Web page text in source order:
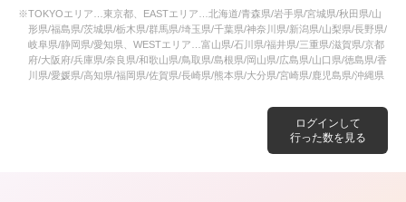
ログインして
行った数を見る
※TOKYOエリア…東京都、EASTエリア…北海道/青森県/岩手県/宮城県/秋田県/山
形県/福島県/茨城県/栃木県/群馬県/埼玉県/千葉県/神奈川県/新潟県/山梨県/長野県/
岐阜県/静岡県/愛知県、WESTエリア…富山県/石川県/福井県/三重県/滋賀県/京都
府/大阪府/兵庫県/奈良県/和歌山県/鳥取県/島根県/岡山県/広島県/山口県/徳島県/香
川県/愛媛県/高知県/福岡県/佐賀県/長崎県/熊本県/大分県/宮崎県/鹿児島県/沖縄県